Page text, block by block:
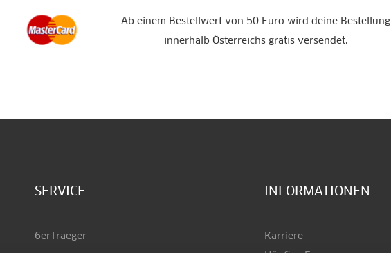
Ab einem Bestellwert von 50 Euro wird deine Bestellung
innerhalb Österreichs gratis versendet.
SERVICE
6erTraeger
INFORMATIONEN
Karriere